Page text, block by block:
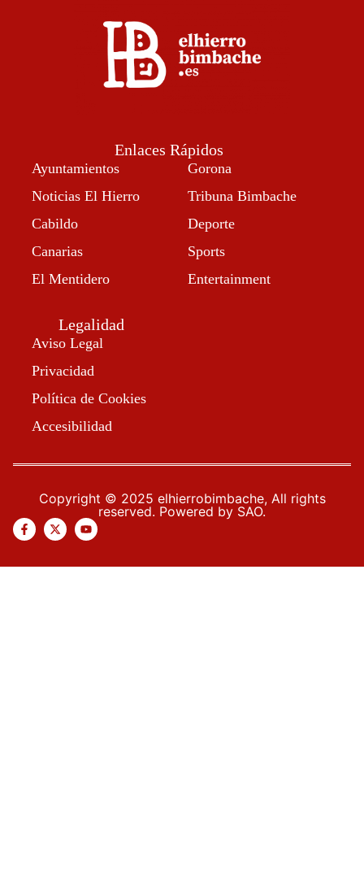
Enlaces Rápidos
Ayuntamientos
Noticias El Hierro
Cabildo
Canarias
El Mentidero
Gorona
Tribuna Bimbache
Deporte
Sports
Entertainment
Legalidad
Aviso Legal
Privacidad
Política de Cookies
Accesibilidad
Copyright © 2025 elhierrobimbache, All rights
reserved. Powered by SAO.